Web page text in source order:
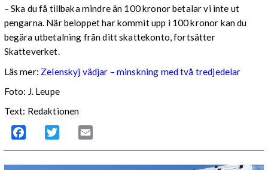
– Ska du få tillbaka mindre än 100 kronor betalar vi inte ut
pengarna. När beloppet har kommit upp i 100 kronor kan du
begära utbetalning från ditt skattekonto, fortsätter
Skatteverket.
Läs mer: Zelenskyj vädjar – minskning med två tredjedelar
Foto: J. Leupe
Text: Redaktionen
Facebook Twitter